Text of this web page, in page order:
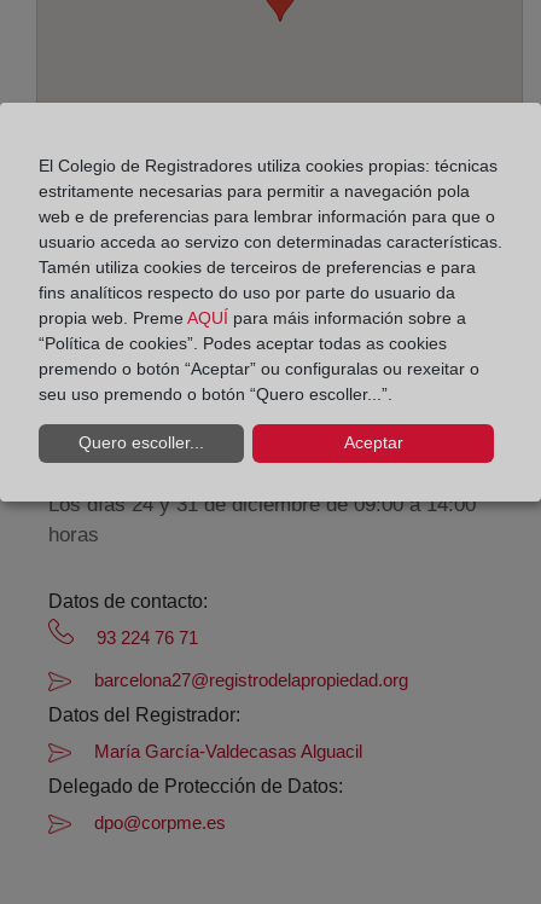
Enderezo:
Paseo de la Zona Franca, 109-Edif. Torre Marina,
8038
Horario:
De lunes a viernes de 09:00 a 17:00 horas
Los días 24 y 31 de diciembre de 09:00 a 14:00
horas
Datos de contacto:
93 224 76 71
barcelona27@registrodelapropiedad.org
Datos del Registrador:
María García-Valdecasas Alguacil
Delegado de Protección de Datos:
dpo@corpme.es
El Colegio de Registradores utiliza cookies propias: técnicas
estritamente necesarias para permitir a navegación pola
web e de preferencias para lembrar información para que o
usuario acceda ao servizo con determinadas características.
Tamén utiliza cookies de terceiros de preferencias e para
fins analíticos respecto do uso por parte do usuario da
propia web. Preme AQUÍ para máis información sobre a
“Política de cookies”. Podes aceptar todas as cookies
premendo o botón “Aceptar” ou configuralas ou rexeitar o
seu uso premendo o botón “Quero escoller...”.
Quero escoller... Aceptar